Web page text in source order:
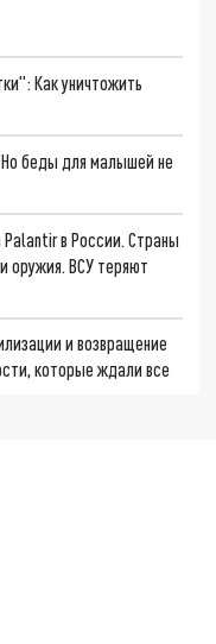
Как уничтожить
беды для малышей не
в России. Страны
оружия. ВСУ теряют
и возвращение
которые ждали все